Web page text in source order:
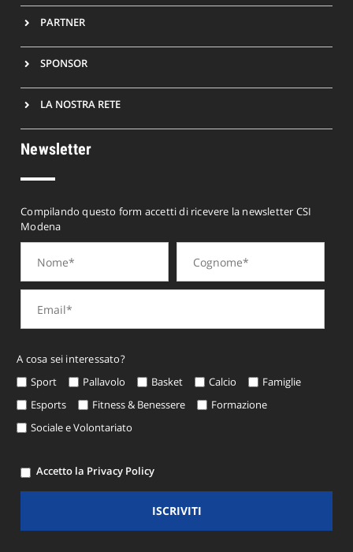
PARTNER
SPONSOR
LA NOSTRA RETE
Newsletter
Compilando questo form accetti di ricevere la newsletter CSI
Modena
A cosa sei interessato?
Sport
Pallavolo Basket Calcio
Famiglie
Esports
Fitness & Benessere
Formazione
Sociale e Volontariato
Accetto la Privacy Policy
ISCRIVITI